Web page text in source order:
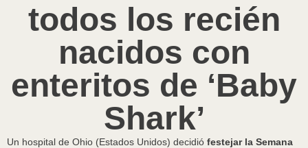
todos los recién
nacidos con
enteritos de ‘Baby
Shark’
Un hospital de Ohio (Estados Unidos) decidió festejar la Semana